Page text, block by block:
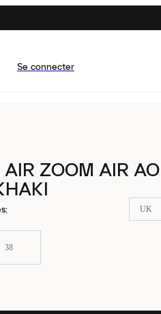
Se connecter
ZOOM AIR AO
: UK
38